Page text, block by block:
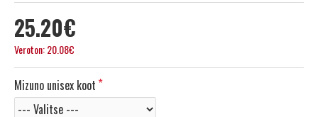
25.20€
Veroton: 20.08€
Mizuno unisex koot